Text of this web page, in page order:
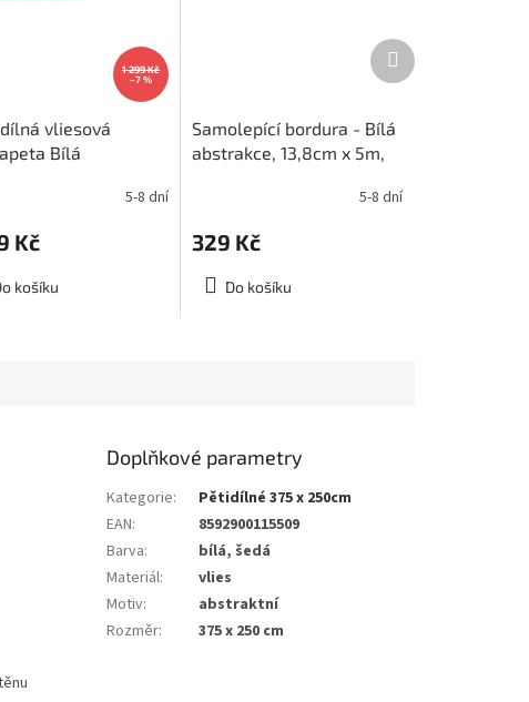
1 299 Kč
–7 %
vliesová
Bílá
MP-2-02955-8 dní
Kč
košíku
Samolepící bordura - Bílá
abstrakce, 13,8cm x 5m,
5-8 dní
329 Kč
Do košíku
Další
produkt
Doplňkové parametry
Kategorie:
Pětidílné 375 x 250cm
EAN:
8592900115509
Barva:
bílá, šedá
Materiál:
vlies
Motiv:
abstraktní
Rozměr: 375 x 250 cm